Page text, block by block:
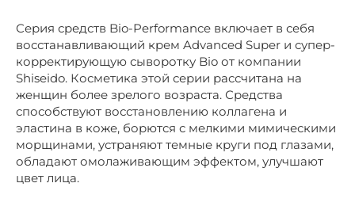
Серия средств Bio-Performance включает в себя
восстанавливающий крем Advanced Super и супер-
корректирующую сыворотку Bio от компании
Shiseido. Косметика этой серии рассчитана на
женщин более зрелого возраста. Средства
способствуют восстановлению коллагена и
эластина в коже, борются с мелкими мимическими
морщинами, устраняют темные круги под глазами,
обладают омолаживающим эффектом, улучшают
цвет лица.